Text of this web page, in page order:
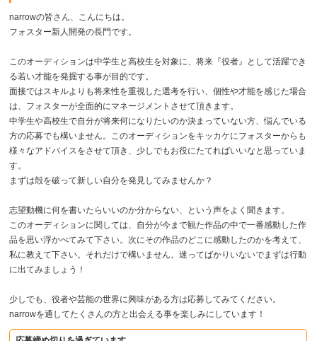
narrowの皆さん、こんにちは。
フォスター新人開発の長門です。
このオーディションは中学生と高校生を対象に、将来『役者』として活躍でき
る若い才能を発掘する事が目的です。
面接ではスキルよりも将来性を重視した選考を行い、個性や才能を感じた場合
は、フォスターが全面的にマネージメントさせて頂きます。
中学生や高校生で自分が将来何になりたいのか決まっていない方、悩んでいる
方の応募でも構いません。このオーディションをキッカケにフォスターからも
様々なアドバイスをさせて頂き、少しでもお役にたてればいいなと思っていま
す。
まずは殻を破って新しい自分を発見してみませんか？
志望動機に何を書いたらいいのか分からない、という声をよく聞きます。
このオーディションに関しては、自分が今まで観た作品の中で一番感動した作
品を思い浮かべてみて下さい。次にその作品のどこに感動したのかを考えて、
私に教えて下さい。それだけで構いません。迷ってばかりいないでまずは行動
に出てみましょう！
少しでも、役者や芸能の世界に興味がある方は応募してみてください。
narrowを通してたくさんの方と出会える事を楽しみにしています！